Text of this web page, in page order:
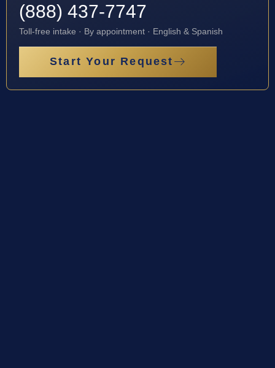
(888) 437-7747
Toll-free intake · By appointment · English & Spanish
Start Your Request